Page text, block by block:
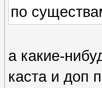
по
а какие-
каста и доп